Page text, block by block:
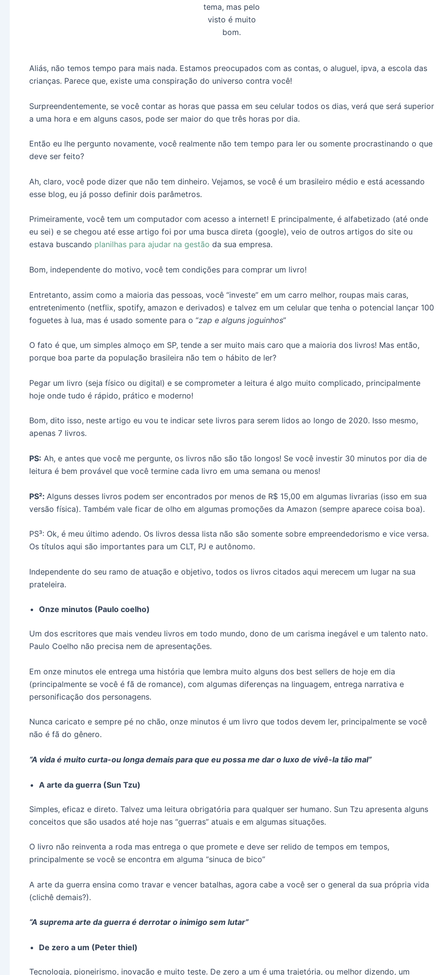
tema, mas pelo
visto é muito
bom.
Aliás, não temos tempo para mais nada. Estamos preocupados com as contas, o aluguel, ipva, a escola das
crianças. Parece que, existe uma conspiração do universo contra você!
Surpreendentemente, se você contar as horas que passa em seu celular todos os dias, verá que será superior
a uma hora e em alguns casos, pode ser maior do que três horas por dia.
Então eu lhe pergunto novamente, você realmente não tem tempo para ler ou somente procrastinando o que
deve ser feito?
Ah, claro, você pode dizer que não tem dinheiro. Vejamos, se você é um brasileiro médio e está acessando
esse blog, eu já posso definir dois parâmetros.
Primeiramente, você tem um computador com acesso a internet! E principalmente, é alfabetizado (até onde
eu sei) e se chegou até esse artigo foi por uma busca direta (google), veio de outros artigos do site ou
estava buscando planilhas para ajudar na gestão da sua empresa.
Bom, independente do motivo, você tem condições para comprar um livro!
Entretanto, assim como a maioria das pessoas, você “investe” em um carro melhor, roupas mais caras,
entretenimento (netflix, spotify, amazon e derivados) e talvez em um celular que tenha o potencial lançar 100
foguetes à lua, mas é usado somente para o “zap e alguns joguinhos”
O fato é que, um simples almoço em SP, tende a ser muito mais caro que a maioria dos livros! Mas então,
porque boa parte da população brasileira não tem o hábito de ler?
Pegar um livro (seja físico ou digital) e se comprometer a leitura é algo muito complicado, principalmente
hoje onde tudo é rápido, prático e moderno!
Bom, dito isso, neste artigo eu vou te indicar sete livros para serem lidos ao longo de 2020. Isso mesmo,
apenas 7 livros.
PS: Ah, e antes que você me pergunte, os livros não são tão longos! Se você investir 30 minutos por dia de
leitura é bem provável que você termine cada livro em uma semana ou menos!
PS²: Alguns desses livros podem ser encontrados por menos de R$ 15,00 em algumas livrarias (isso em sua
versão física). Também vale ficar de olho em algumas promoções da Amazon (sempre aparece coisa boa).
PS³: Ok, é meu último adendo. Os livros dessa lista não são somente sobre empreendedorismo e vice versa.
Os títulos aqui são importantes para um CLT, PJ e autônomo.
Independente do seu ramo de atuação e objetivo, todos os livros citados aqui merecem um lugar na sua
prateleira.
Onze minutos (Paulo coelho)
Um dos escritores que mais vendeu livros em todo mundo, dono de um carisma inegável e um talento nato.
Paulo Coelho não precisa nem de apresentações.
Em onze minutos ele entrega uma história que lembra muito alguns dos best sellers de hoje em dia
(principalmente se você é fã de romance), com algumas diferenças na linguagem, entrega narrativa e
personificação dos personagens.
Nunca caricato e sempre pé no chão, onze minutos é um livro que todos devem ler, principalmente se você
não é fã do gênero.
“A vida é muito curta-ou longa demais para que eu possa me dar o luxo de vivê-la tão mal”
A arte da guerra (Sun Tzu)
Simples, eficaz e direto. Talvez uma leitura obrigatória para qualquer ser humano. Sun Tzu apresenta alguns
conceitos que são usados até hoje nas “guerras” atuais e em algumas situações.
O livro não reinventa a roda mas entrega o que promete e deve ser relido de tempos em tempos,
principalmente se você se encontra em alguma “sinuca de bico”
A arte da guerra ensina como travar e vencer batalhas, agora cabe a você ser o general da sua própria vida
(clichê demais?).
“A suprema arte da guerra é derrotar o inimigo sem lutar”
De zero a um (Peter thiel)
Tecnologia, pioneirismo, inovação e muito teste. De zero a um é uma trajetória, ou melhor dizendo, um